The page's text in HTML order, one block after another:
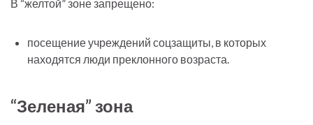
В “желтой” зоне запрещено:
посещение учреждений соцзащиты, в которых
находятся люди преклонного возраста.
“Зеленая” зона